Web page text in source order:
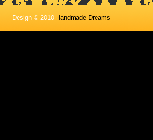
Design © 2010 Handmade Dreams